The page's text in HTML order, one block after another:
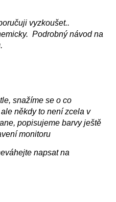
vyzkoušet..
Podrobný návod na
snažíme se o co
někdy to není zcela v
popisujeme barvy ještě
monitoru
napsat na